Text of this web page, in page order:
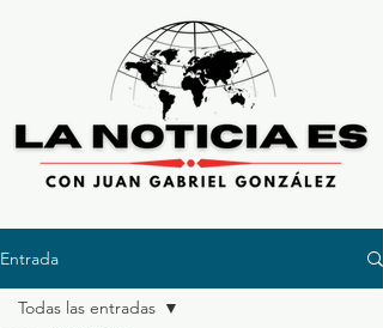
Entrada
Todas las entradas